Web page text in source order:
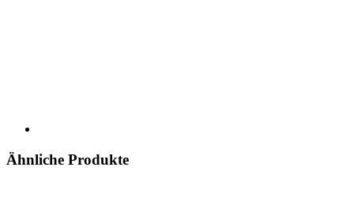
Ähnliche Produkte